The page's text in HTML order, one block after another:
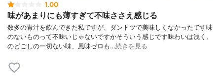
1.00
味があまりにも薄すぎて不味ささえ感じる
数多の青汁を飲んできた私ですが、ダントツで美味しくなかったです味
のないものって不味いじゃないですかそういう感じです味わいは浅く、
のどごしの一切ない味、風味ゼロも…続きを見る